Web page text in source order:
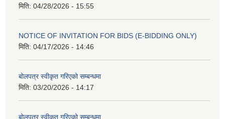
मिति: 04/28/2026 - 15:55
NOTICE OF INVITATION FOR BIDS (E-BIDDING ONLY)
मिति: 04/17/2026 - 14:46
बोलपत्र स्वीकृत गरिएको सम्बन्धमा
मिति: 03/20/2026 - 14:17
बोलपत्र स्वीकृत गरिएको सम्बन्धमा